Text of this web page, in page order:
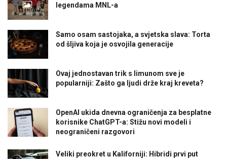
legendama MNL-a
Samo osam sastojaka, a svjetska slava: Torta
od šljiva koja je osvojila generacije
Ovaj jednostavan trik s limunom sve je
popularniji: Zašto ga ljudi drže kraj kreveta?
OpenAI ukida dnevna ograničenja za besplatne
korisnike ChatGPT-a: Stižu novi modeli i
neograničeni razgovori
Veliki preokret u Kaliforniji: Hibridi prvi put